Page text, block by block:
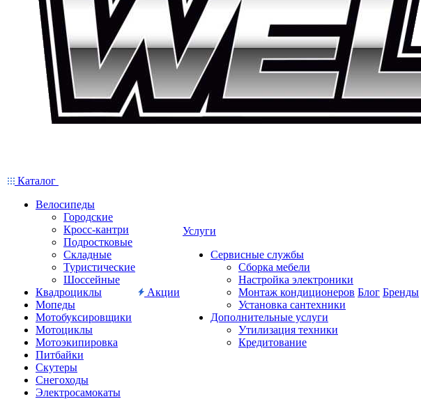
Каталог
Велосипеды
Городские
Кросс-кантри
Подростковые
Складные
Туристические
Шоссейные
Квадроциклы
Мопеды
Мотобуксировщики
Мотоциклы
Мотоэкипировка
Питбайки
Скутеры
Снегоходы
Электросамокаты
Акции
Услуги
Сервисные службы
Сборка мебели
Настройка электроники
Монтаж кондиционеров
Установка сантехники
Дополнительные услуги
Утилизация техники
Кредитование
Блог Бренды